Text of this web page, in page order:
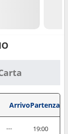
ArrivoPartenza
--- 19:00